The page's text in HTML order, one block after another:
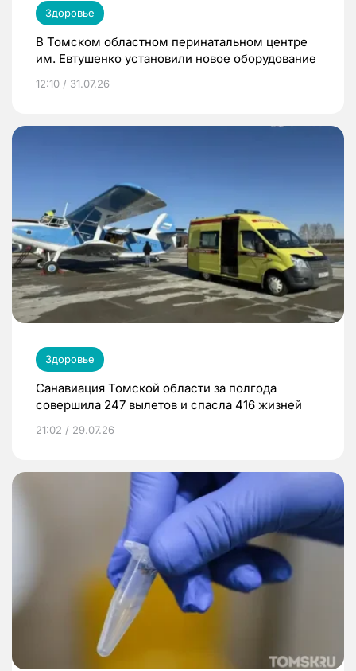
Здоровье
В Томском областном перинатальном центре
им. Евтушенко установили новое оборудование
12:10 / 31.07.26
Здоровье
Санавиация Томской области за полгода
совершила 247 вылетов и спасла 416 жизней
21:02 / 29.07.26